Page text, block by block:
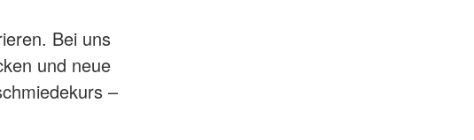
Bei uns
und neue
–